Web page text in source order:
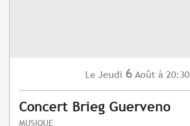
Le Jeudi 6 Août à 20:30
Concert Brieg Guerveno
MUSIQUE